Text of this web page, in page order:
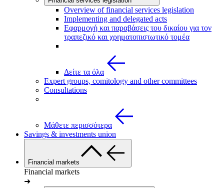
Overview of financial services legislation
Implementing and delegated acts
Εφαρμογή και παραβάσεις του δικαίου για τον
τραπεζικό και χρηματοπιστωτικό τομέα
Δείτε τα όλα
Expert groups, comitology and other committees
Consultations
Μάθετε περισσότερα
Savings & investments union
Financial markets
Financial markets
➜